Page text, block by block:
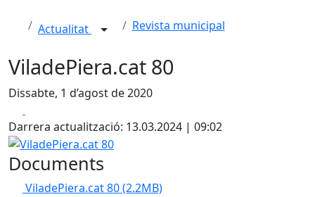
Actualitat Revista municipal
ViladePiera.cat 80
Dissabte, 1 d’agost de 2020
Darrera actualització: 13.03.2024 | 09:02
ViladePiera.cat 80
Documents
ViladePiera.cat 80(2.2MB)